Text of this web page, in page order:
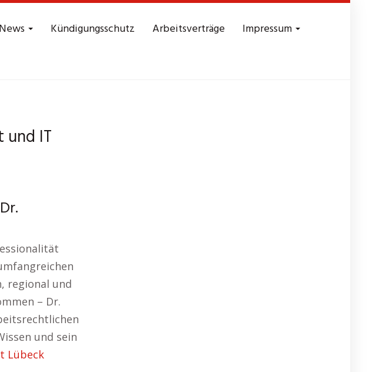
News Kündigungsschutz Arbeitsverträge Impressum
und IT
regional und
– Dr.
und sein
Lübeck